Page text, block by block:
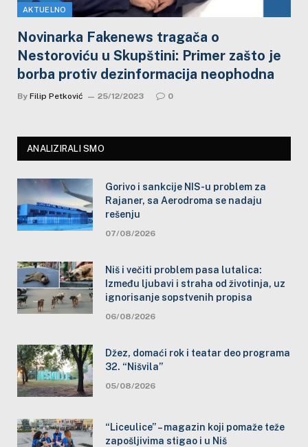
AKTUELNO
Novinarka Fakenews tragača o
Nestoroviću u Skupštini: Primer zašto je
borba protiv dezinformacija neophodna
By Filip Petković 25/12/2023 0
ANALIZIRALI SMO
Gorivo i sankcije NIS-u problem za
Rajaner, sa Aerodroma se nadaju
rešenju
07/08/2026
Niš i večiti problem pasa lutalica:
Između ljubavi i straha od životinja, uz
ignorisanje sopstvenih propisa
06/08/2026
Džez, domaći rok i teatar deo programa
32. “Nišvila”
05/08/2026
“Liceulice” – magazin koji pomaže teže
zapošljivima stigao i u Niš